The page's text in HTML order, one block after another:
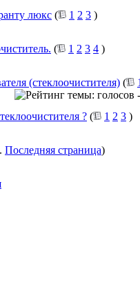
люкс ( 1 2 3 )
( 1 2 3 4 )
(стеклоочистителя) (
? ( 1 2 3 )
Последняя страница)